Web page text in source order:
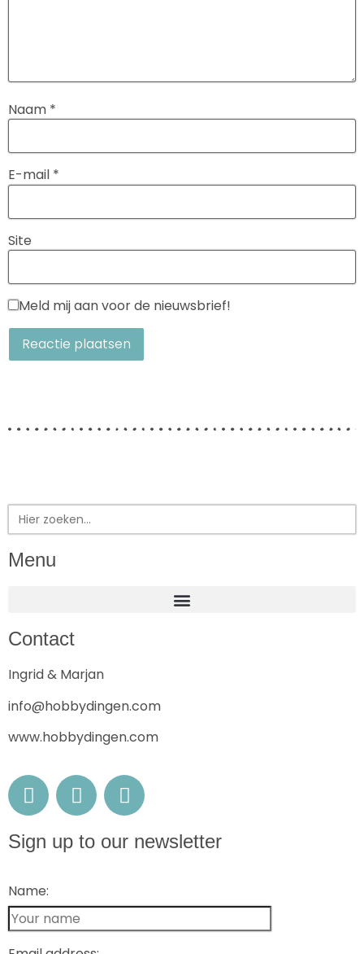
Naam *
E-mail *
Site
Meld mij aan voor de nieuwsbrief!
Zoek
naar:
Menu
Contact
Ingrid & Marjan
info@hobbydingen.com
www.hobbydingen.com
Sign up to our newsletter
Name: